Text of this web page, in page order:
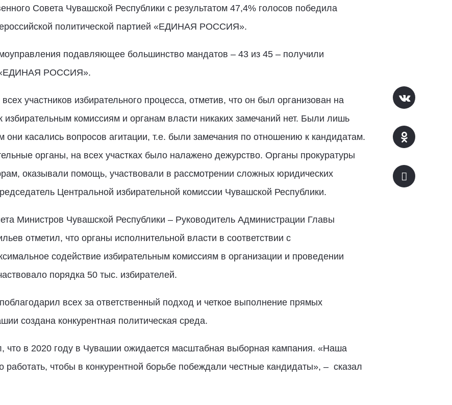
Совета Чувашской Республики с результатом 47,4% голосов победила
политической партией «ЕДИНАЯ РОССИЯ».
подавляющее большинство мандатов – 43 из 45 – получили
«ЕДИНАЯ РОССИЯ».
участников избирательного процесса, отметив, что он был организован на
комиссиям и органам власти никаких замечаний нет. Были лишь
касались вопросов агитации, т.е. были замечания по отношению к кандидатам.
органы, на всех участках было налажено дежурство. Органы прокуратуры
оказывали помощь, участвовали в рассмотрении сложных юридических
Центральной избирательной комиссии Чувашской Республики.
Министров Чувашской Республики – Руководитель Администрации Главы
отметил, что органы исполнительной власти в соответствии с
содействие избирательным комиссиям в организации и проведении
порядка 50 тыс. избирателей.
всех за ответственный подход и четкое выполнение прямых
создана конкурентная политическая среда.
что в 2020 году в Чувашии ожидается масштабная выборная кампания. «Наша
работать, чтобы в конкурентной борьбе побеждали честные кандидаты», – сказал